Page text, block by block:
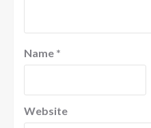
Name *
Website